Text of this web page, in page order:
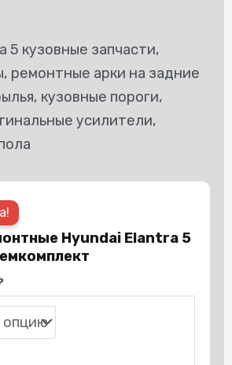
5 кузовные запчасти,
ремонтные арки на задние
кузовные пороги,
усилители,
Hyundai Elantra 5
имеет